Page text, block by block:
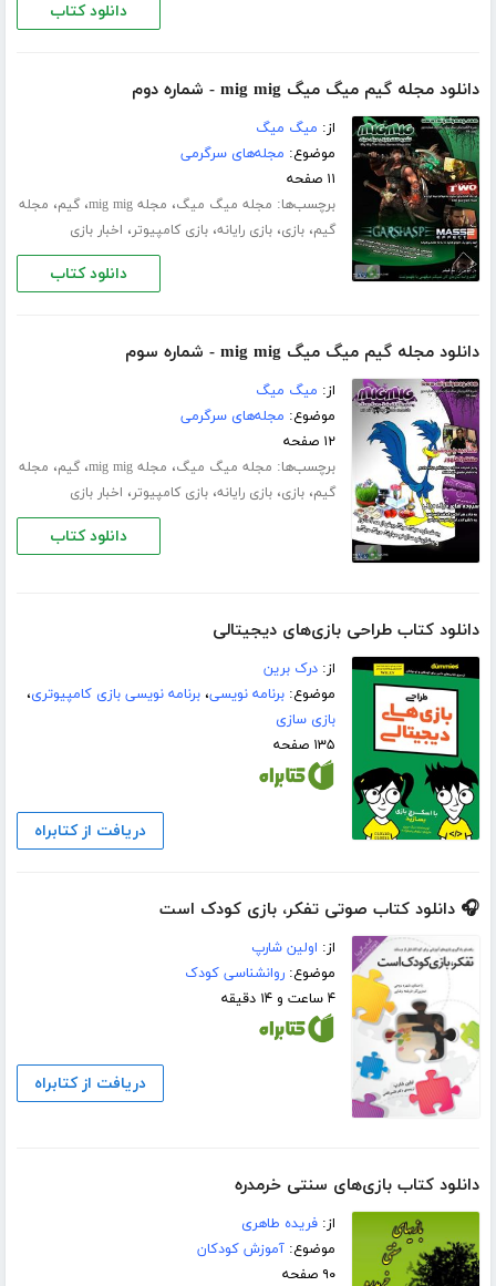
دانلود کتاب
دانلود مجله گیم میگ میگ mig mig - شماره دوم
از: میگ میگ
موضوع: مجله‌های سرگرمی
۱۱ صفحه
برچسب‌ها: مجله میگ میگ، مجله mig mig ،گیم، مجله
گیم،بازی،بازی رایانه،بازی کامپیوتر، اخبار بازی
دانلود کتاب
دانلود مجله گیم میگ میگ mig mig - شماره سوم
از: میگ میگ
موضوع: مجله‌های سرگرمی
۱۲ صفحه
برچسب‌ها: مجله میگ میگ، مجله mig mig ،گیم، مجله
گیم،بازی،بازی رایانه،بازی کامپیوتر، اخبار بازی
دانلود کتاب
دانلود کتاب طراحی بازی‌های دیجیتالی
از:درک برین
موضوع:برنامه نویسی،برنامه نویسی بازی کامپیوتری،
بازی سازی
۱۳۵ صفحه
دریافت از کتابراه
🎧 دانلود کتاب صوتی تفکر، بازی کودک است
از: اولین شارپ
موضوع:روانشناسی کودک
۴ ساعت و ۱۴ دقیقه
دریافت از کتابراه
دانلود کتاب بازی‌های سنتی خرمدره
از:فریده طاهری
موضوع:آموزش کودکان
۹۰ صفحه